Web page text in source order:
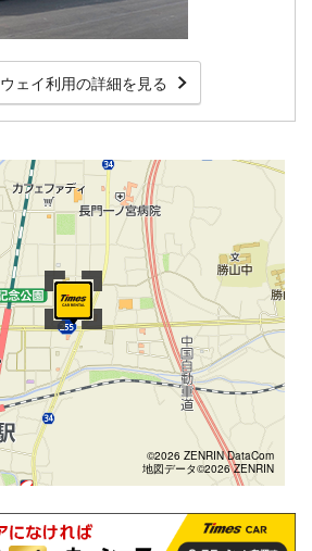
ェイ利用の詳細を見る
©2026 ZENRIN DataCom
地図データ©2026 ZENRIN